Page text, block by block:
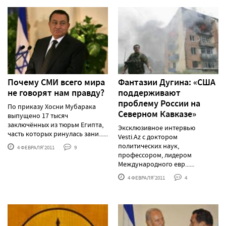
Почему СМИ всего мира
не говорят нам правду?
По приказу Хосни Мубарака
выпущено 17 тысяч
заключённых из тюрьм Египта,
часть которых ринулась зани......
4 ФЕВРАЛЯ'2011 9
Фантазии Дугина: «США
поддерживают
проблему России на
Северном Кавказе»
Эксклюзивное интервью
Vesti.Az с доктором
политических наук,
профессором, лидером
Международного евр......
4 ФЕВРАЛЯ'2011 4